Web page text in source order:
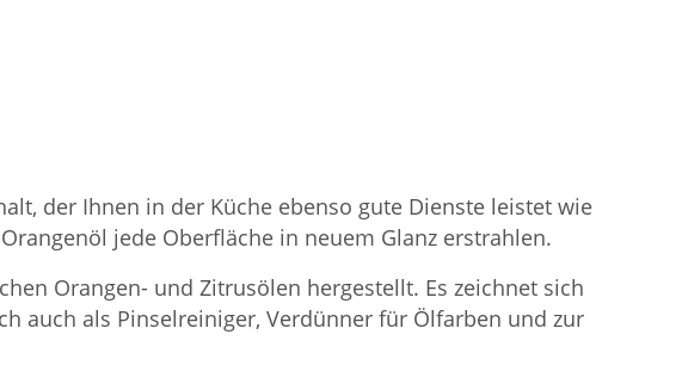
der Ihnen in der Küche ebenso gute Dienste leistet wie
jede Oberfläche in neuem Glanz erstrahlen.
Orangen- und Zitrusölen hergestellt. Es zeichnet sich
auch als Pinselreiniger, Verdünner für Ölfarben und zur